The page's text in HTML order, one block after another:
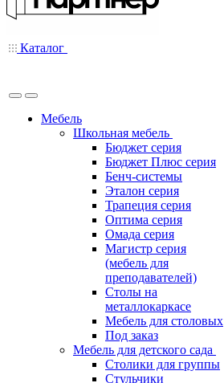
Каталог
Мебель
Школьная мебель
Бюджет серия
Бюджет Плюс серия
Бенч-системы
Эталон серия
Трапеция серия
Оптима серия
Омада серия
Магистр серия
(мебель для
преподавателей)
Столы на
металлокаркасе
Мебель для столовых
Под заказ
Мебель для детского сада
Столики для группы
Стульчики